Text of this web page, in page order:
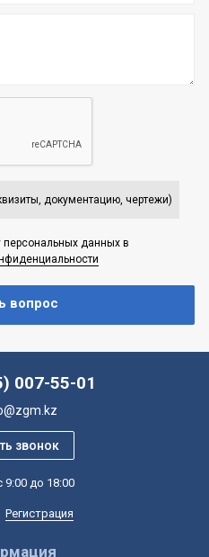
документацию, чертежи)
персональных данных в
007-55-01
9:00 до 18:00
Регистрация